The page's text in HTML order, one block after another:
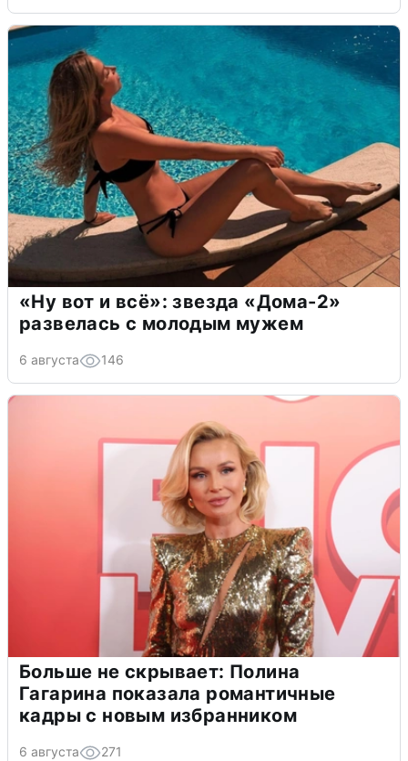
«Ну вот и всё»: звезда «Дома-2»
развелась с молодым мужем
6 августа 146
Больше не скрывает: Полина
Гагарина показала романтичные
кадры с новым избранником
6 августа 271